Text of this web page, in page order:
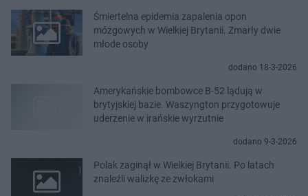
Śmiertelna epidemia zapalenia opon
mózgowych w Wielkiej Brytanii. Zmarły dwie
młode osoby
dodano 18-3-2026
Amerykańskie bombowce B-52 lądują w
brytyjskiej bazie. Waszyngton przygotowuje
uderzenie w irańskie wyrzutnie
dodano 9-3-2026
Polak zaginął w Wielkiej Brytanii. Po latach
znaleźli walizkę ze zwłokami